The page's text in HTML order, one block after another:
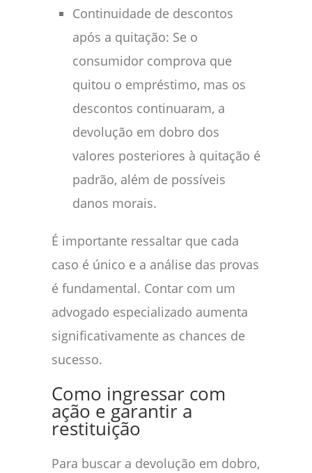
Continuidade de descontos
após a quitação: Se o
consumidor comprova que
quitou o empréstimo, mas os
descontos continuaram, a
devolução em dobro dos
valores posteriores à quitação é
padrão, além de possíveis
danos morais.
É importante ressaltar que cada
caso é único e a análise das provas
é fundamental. Contar com um
advogado especializado aumenta
significativamente as chances de
sucesso.
Como ingressar com
ação e garantir a
restituição
Para buscar a devolução em dobro,